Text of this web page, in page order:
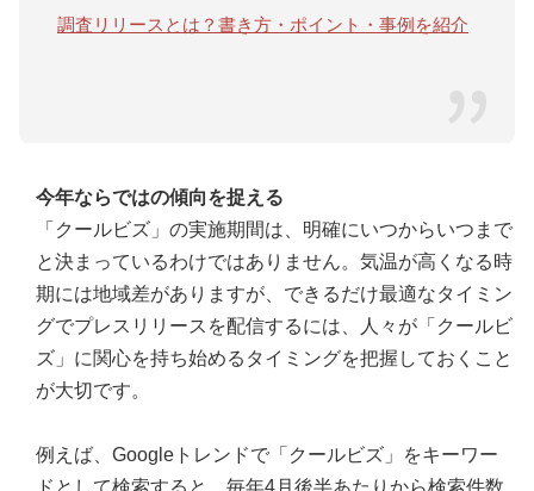
調査リリースとは？書き方・ポイント・事例を紹介
今年ならではの傾向を捉える
「クールビズ」の実施期間は、明確にいつからいつまで
と決まっているわけではありません。気温が高くなる時
期には地域差がありますが、できるだけ最適なタイミン
グでプレスリリースを配信するには、人々が「クールビ
ズ」に関心を持ち始めるタイミングを把握しておくこと
が大切です。
例えば、Googleトレンドで「クールビズ」をキーワー